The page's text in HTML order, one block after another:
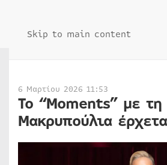
Skip to main content
6 Μαρτίου 2026 11:53
Το “Moments” με τη
Μακρυπούλια